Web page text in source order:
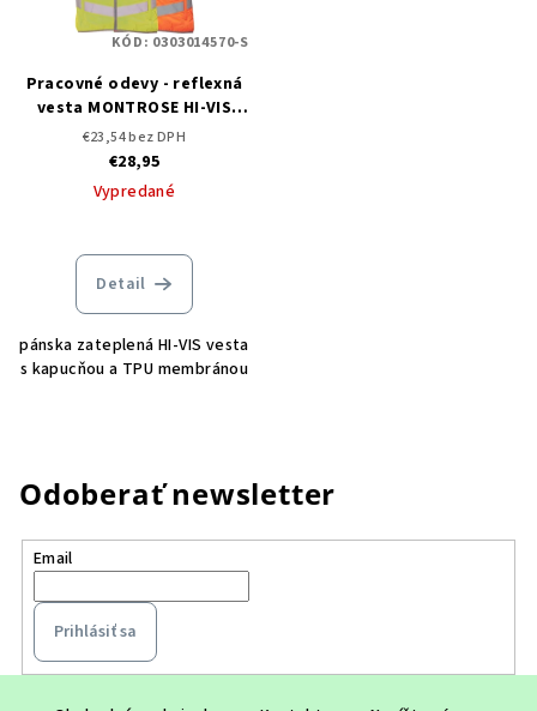
Pracovné odevy - reflexná
vesta MONTROSE HI-VIS
CERVA - DOPREDAJ
€23,54 bez DPH
€28,95
Vypredané
Detail
pánska zateplená HI-VIS vesta
s kapucňou a TPU membránou
KÓD: 0303014570-S
Odoberať newsletter
Email
Prihlásiť sa